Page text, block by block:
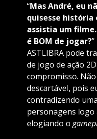
“Mas André, eu
quisesse história
assistia um
é BOM de jogar?
ASTLIBRA pode
de jogo de ação
compromisso.
descartável, pois
contradizendo
personagens logo
elogiando o